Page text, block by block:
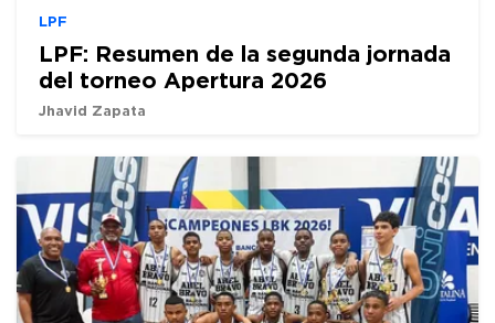
LPF
LPF: Resumen de la segunda jornada
del torneo Apertura 2026
Jhavid Zapata